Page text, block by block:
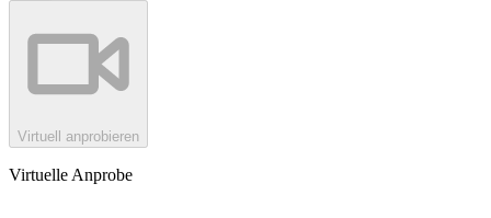
Virtuell anprobieren
Virtuelle Anprobe